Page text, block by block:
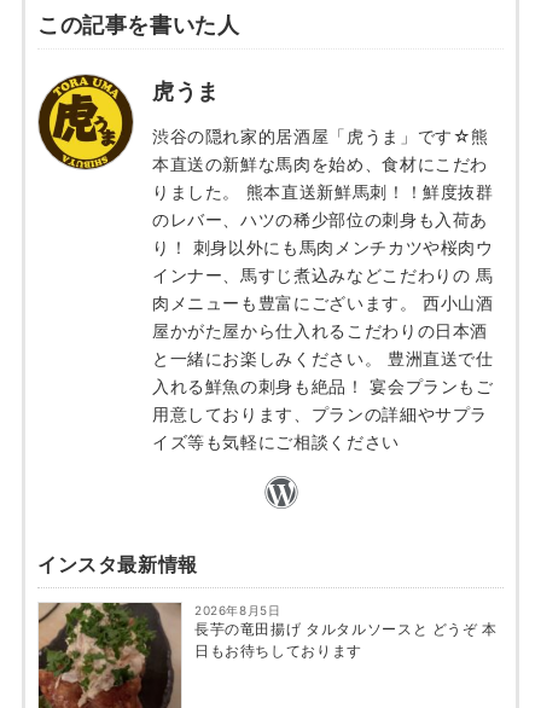
この記事を書いた人
虎うま
渋谷の隠れ家的居酒屋「虎うま」です☆熊
本直送の新鮮な馬肉を始め、食材にこだわ
りました。 熊本直送新鮮馬刺！！鮮度抜群
のレバー、ハツの稀少部位の刺身も入荷あ
り！ 刺身以外にも馬肉メンチカツや桜肉ウ
インナー、馬すじ煮込みなどこだわりの 馬
肉メニューも豊富にございます。 西小山酒
屋かがた屋から仕入れるこだわりの日本酒
と一緒にお楽しみください。 豊洲直送で仕
入れる鮮魚の刺身も絶品！ 宴会プランもご
用意しております、プランの詳細やサプラ
イズ等も気軽にご相談ください
インスタ最新情報
2026年8月5日
長芋の竜田揚げ タルタルソースと どうぞ 本
日もお待ちしております